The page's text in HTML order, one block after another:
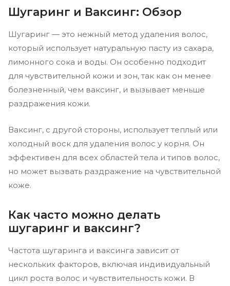
Шугаринг и Ваксинг: Обзор
Шугаринг — это нежный метод удаления волос,
который использует натуральную пасту из сахара,
лимонного сока и воды. Он особенно подходит
для чувствительной кожи и зон, так как он менее
болезненный, чем ваксинг, и вызывает меньше
раздражения кожи.
Ваксинг, с другой стороны, использует теплый или
холодный воск для удаления волос у корня. Он
эффективен для всех областей тела и типов волос,
но может вызвать раздражение на чувствительной
коже.
Как часто можно делать
шугаринг и ваксинг?
Частота шугаринга и ваксинга зависит от
нескольких факторов, включая индивидуальный
цикл роста волос и чувствительность кожи. В